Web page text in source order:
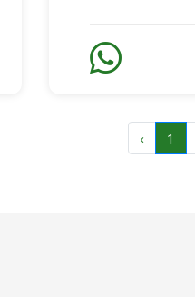
‹ 1